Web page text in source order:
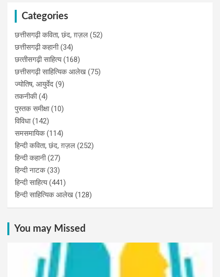
Categories
छत्तीसगढ़ी कविता, छंद, ग़ज़ल (52)
छत्तीसगढ़ी कहानी(34)
छत्‍तीसगढ़ी साहित्‍य(168)
छत्तीसगढ़ी साहित्यिक आलेख (75)
ज्योतिष, आयुर्वेद (9)
तकनीकी(4)
पुस्‍तक समीक्षा(10)
विविधा(142)
समसमायिक(114)
हिन्दी कविता, छंद, ग़ज़ल (252)
हिन्दी कहानी(27)
हिन्‍दी नाटक(33)
हिन्दी साहित्य(441)
हिन्दी साहित्यिक आलेख (128)
You may Missed